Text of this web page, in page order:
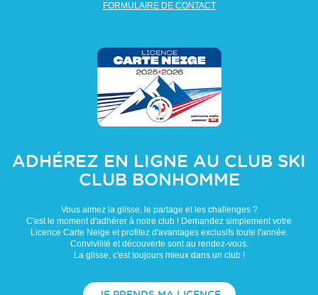
FORMULAIRE DE CONTACT
ADHÉREZ EN LIGNE AU CLUB SKI
CLUB BONHOMME
Vous aimez la glisse, le partage et les challenges ?
C'est le moment d'adhérer à notre club ! Demandez simplement votre
Licence Carte Neige et profitez d'avantages exclusifs toute l'année.
Convivilité et découverte sont au rendez-vous.
La glisse, c'est toujours mieux dans un club !